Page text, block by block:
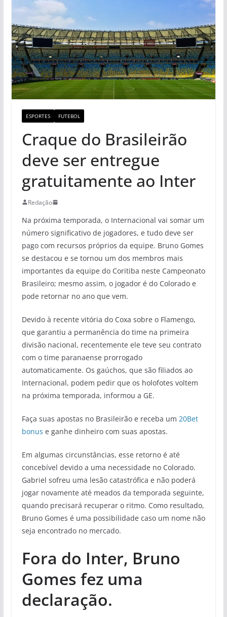
ESPORTES FUTEBOL
Craque do Brasileirão
deve ser entregue
gratuitamente ao Inter
Redação
Na próxima temporada, o Internacional vai somar um
número significativo de jogadores, e tudo deve ser
pago com recursos próprios da equipe. Bruno Gomes
se destacou e se tornou um dos membros mais
importantes da equipe do Coritiba neste Campeonato
Brasileiro; mesmo assim, o jogador é do Colorado e
pode retornar no ano que vem.
Devido à recente vitória do Coxa sobre o Flamengo,
que garantiu a permanência do time na primeira
divisão nacional, recentemente ele teve seu contrato
com o time paranaense prorrogado
automaticamente. Os gaúchos, que são filiados ao
Internacional, podem pedir que os holofotes voltem
na próxima temporada, informou a GE.
Faça suas apostas no Brasileirão e receba um 20Bet
bonus e ganhe dinheiro com suas apostas.
Em algumas circunstâncias, esse retorno é até
concebível devido a uma necessidade no Colorado.
Gabriel sofreu uma lesão catastrófica e não poderá
jogar novamente até meados da temporada seguinte,
quando precisará recuperar o ritmo. Como resultado,
Bruno Gomes é uma possibilidade caso um nome não
seja encontrado no mercado.
Fora do Inter, Bruno
Gomes fez uma
declaração.